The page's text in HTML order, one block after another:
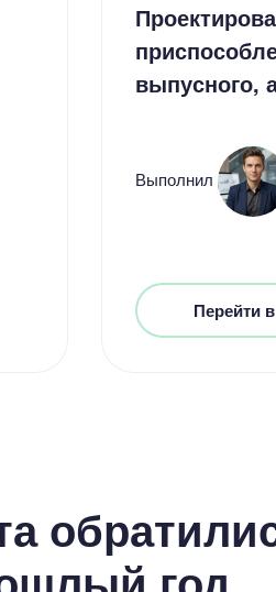
выпусного,
Выполнил
Перейти